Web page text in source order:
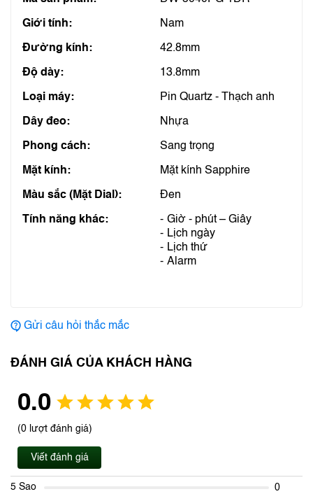
Giới tính: Nam
Đường kính: 42.8mm
Độ dày: 13.8mm
Loại máy: Pin Quartz - Thạch anh
Dây đeo: Nhựa
Phong cách: Sang trọng
Mặt kính: Mặt kính Sapphire
Màu sắc (Mặt Dial): Đen
Tính năng khác:
Giờ - phút – Giây
Lịch ngày
Lịch thứ
Alarm
Gửi câu hỏi thắc mắc
ĐÁNH GIÁ CỦA KHÁCH HÀNG
0.0
(0 lượt đánh giá)
Viết đánh giá
5 Sao
0